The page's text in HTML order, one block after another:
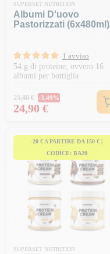
SUPERSET NUTRITION
Albumi D'uovo
Pastorizzati (6x480ml)
1 avviso
54 g di proteine, ovvero 16
albumi per bottiglia
Prezzo normale
25,80 € -3,49%
Prezzo
24,90 €
-20 € A PARTIRE DA 150 € |
CODICE: BA20
SUPERSET NUTRITION